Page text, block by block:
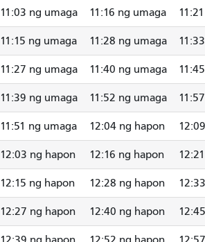
11:03 ng umaga 11:16 ng umaga
11:15 ng umaga 11:28 ng umaga
11:27 ng umaga 11:40 ng umaga
11:39 ng umaga 11:52 ng umaga
11:51 ng umaga 12:04 ng hapon
12:03 ng hapon 12:16 ng hapon
12:15 ng hapon 12:28 ng hapon
12:27 ng hapon 12:40 ng hapon